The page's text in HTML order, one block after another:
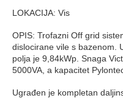
LOKACIJA: Vis
OPIS: Trofazni Off grid
dislocirane vile s bazenom.
polja je 9,84kWp. Snaga
5000VA, a kapacitet
Ugrađen je kompletan